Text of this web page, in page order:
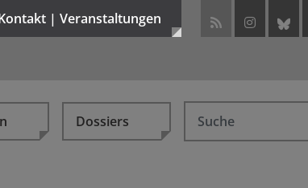
| Veranstaltungen
Dossiers